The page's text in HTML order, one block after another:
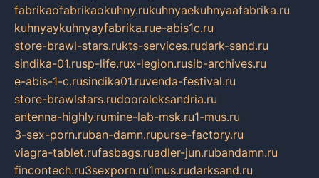
fabrikaofabrikaokuhny.rukuhnyaekuhnyaafabrika.ru
kuhnyaykuhnyayfabrika.rue-abis1c.ru
store-brawl-stars.rukts-services.rudark-sand.ru
sindika-01.rusp-life.rux-legion.rusib-archives.ru
e-abis-1-c.rusindika01.ruvenda-festival.ru
store-brawlstars.rudooraleksandria.ru
antenna-highly.rumine-lab-msk.ru1-mus.ru
3-sex-porn.ruban-damn.rupurse-factory.ru
viagra-tablet.rufasbags.ruadler-jun.rubandamn.ru
fincontech.ru3sexporn.ru1mus.rudarksand.ru